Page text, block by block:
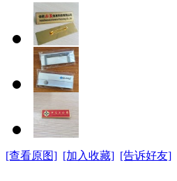
[查看原图] [加入收藏] [告诉好友]